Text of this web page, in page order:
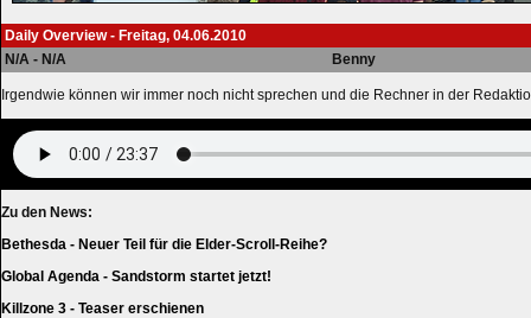
Daily Overview - Freitag, 04.06.2010
N/A - N/A
Benny
Irgendwie können wir immer noch nicht sprechen und die Rechner in der
Zu den News:
Bethesda - Neuer Teil für die Elder-Scroll-Reihe?
Global Agenda - Sandstorm startet jetzt!
Killzone 3 - Teaser erschienen